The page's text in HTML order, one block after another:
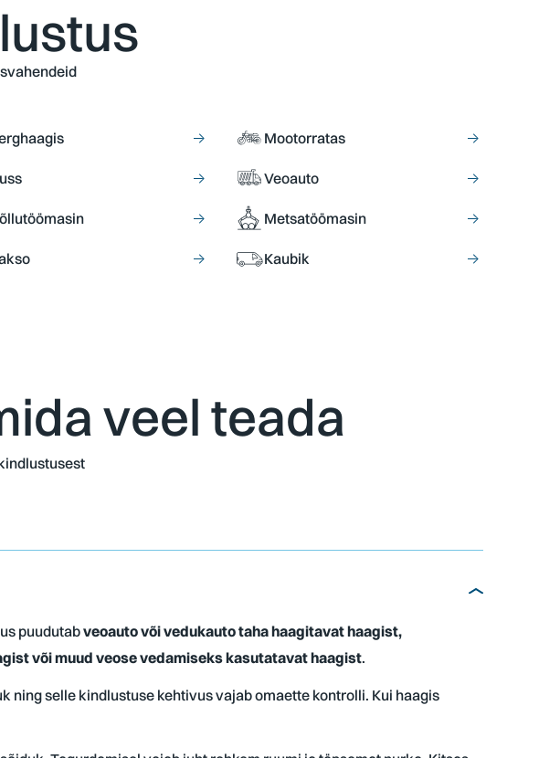
→ Mootorratas →
→ Veoauto →
→ Metsatöömasin →
→ Kaubik →
veel teada
puudutabveoauto või vedukauto taha haagitavat haagist,
või muud veose vedamiseks kasutatavat haagist.
ning selle kindlustuse kehtivus vajab omaette kontrolli. Kui haagis